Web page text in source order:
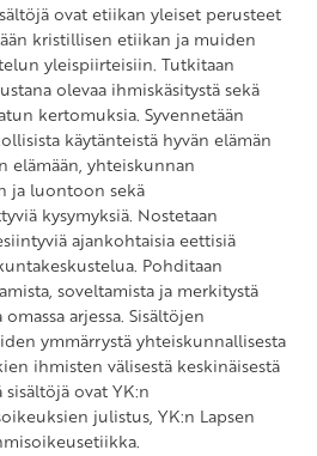
ovat etiikan yleiset perusteet
kristillisen etiikan ja muiden
yleispiirteisiin. Tutkitaan
olevaa ihmiskäsitystä sekä
kertomuksia. Syvennetään
käytänteistä hyvän elämän
elämään, yhteiskunnan
ja luontoon sekä
kysymyksiä. Nostetaan
ajankohtaisia eettisiä
Pohditaan
soveltamista ja merkitystä
arjessa. Sisältöjen
ymmärrystä yhteiskunnallisesta
ihmisten välisestä keskinäisestä
ovat YK:n
julistus, YK:n Lapsen